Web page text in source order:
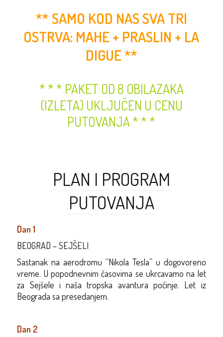
** SAMO KOD NAS SVA TRI
OSTRVA: MAHE + PRASLIN + LA
DIGUE **
* * * PAKET OD 8 OBILAZAKA
(IZLETA) UKLJUČEN U CENU
PUTOVANJA * * *
PLAN I PROGRAM
PUTOVANJA
Dan 1
BEOGRAD – SEJŠELI
Sastanak na aerodromu ‘’Nikola Tesla’’ u dogovoreno
vreme. U popodnevnim časovima se ukrcavamo na let
za Sejšele i naša tropska avantura počinje. Let iz
Beograda sa presedanjem.
Dan 2